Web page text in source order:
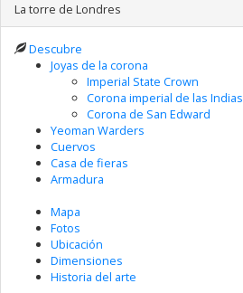
La torre de Londres
Descubre
Joyas de la corona
Imperial State Crown
Corona imperial de las Indias
Corona de San Edward
Yeoman Warders
Cuervos
Casa de fieras
Armadura
Mapa
Fotos
Ubicación
Dimensiones
Historia del arte